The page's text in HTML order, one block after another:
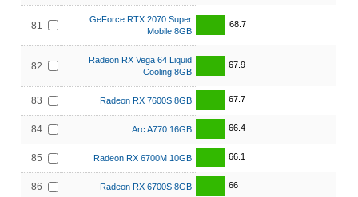
81
GeForce RTX 2070 Super
Mobile 8GB
68.7
82
Radeon RX Vega 64 Liquid
Cooling 8GB
67.9
83 Radeon RX 7600S 8GB 67.7
84 Arc A770 16GB 66.4
85 Radeon RX 6700M 10GB 66.1
86 Radeon RX 6700S 8GB 66